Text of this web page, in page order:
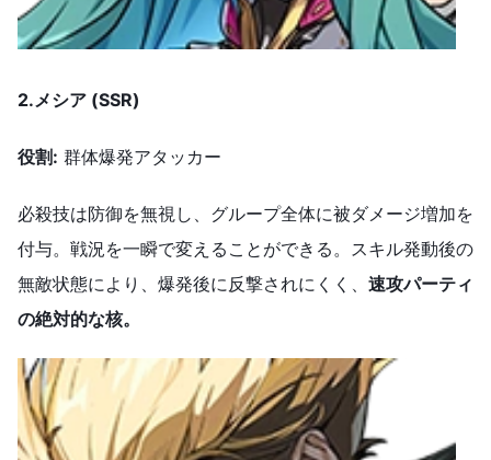
2.メシア (SSR)
役割: 群体爆発アタッカー
必殺技は防御を無視し、グループ全体に被ダメージ増加を
付与。戦況を一瞬で変えることができる。スキル発動後の
無敵状態により、爆発後に反撃されにくく、 速攻パーティ
の絶対的な核。